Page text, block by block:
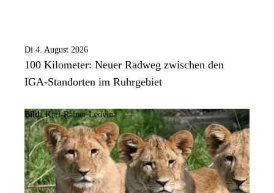
Di 4. August 2026
100 Kilometer: Neuer Radweg zwischen den
IGA-Standorten im Ruhrgebiet
Bild: Karl-Rainer Ledvina